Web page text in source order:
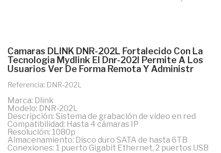
Camaras DLINK DNR-202L Fortalecido Con La
Tecnologia Mydlink El Dnr-202l Permite A Los
Usuarios Ver De Forma Remota Y Administr
Referencia: DNR-202L
Marca: Dlink
Modelo: DNR-202L
Descripción: Sistema de grabación de video en red
Compatibilidad: Hasta 4 cámaras IP
Resolución: 1080p
Almacenamiento: Disco duro SATA de hasta 6TB
Conexiones: 1 puerto Gigabit Ethernet, 2 puertos USB